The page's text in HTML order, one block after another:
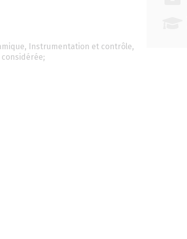
Instrumentation et contrôle,